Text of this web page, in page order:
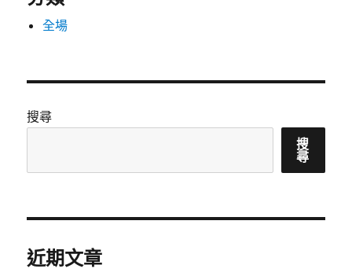
全場
搜尋
搜
尋
近期文章